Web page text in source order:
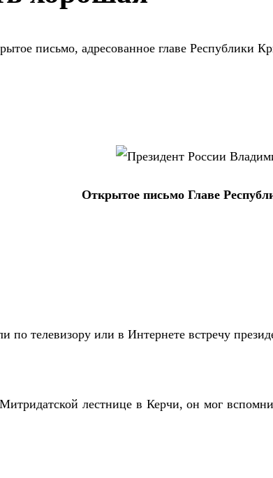
письмо, адресованное главе Республики
Открытое письмо Главе
по телевизору или в Интернете встречу
лестнице в Керчи, он мог